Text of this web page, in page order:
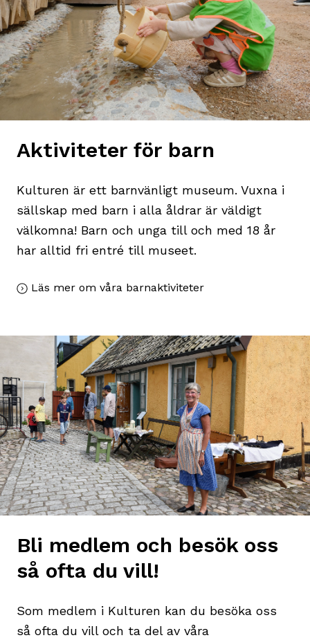
Aktiviteter för barn
Kulturen är ett barnvänligt museum. Vuxna i
sällskap med barn i alla åldrar är väldigt
välkomna! Barn och unga till och med 18 år
har alltid fri entré till museet.
Läs mer om våra barnaktiviteter
Bli medlem och besök oss
så ofta du vill!
Som medlem i Kulturen kan du besöka oss
så ofta du vill och ta del av våra